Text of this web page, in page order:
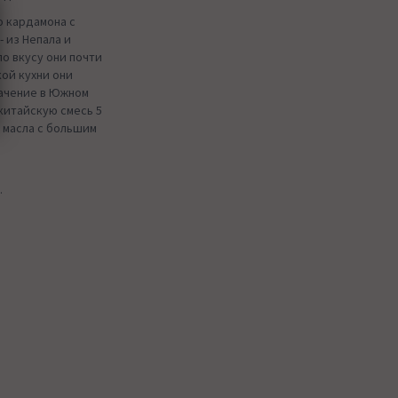
кардамона с
из Непала и
вкусу они почти
кухни они
в Южном
смесь 5
с большим